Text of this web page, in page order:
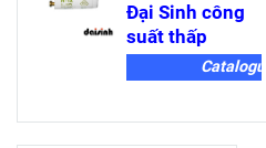
Đại Sinh công
suất thấp
Catalogue